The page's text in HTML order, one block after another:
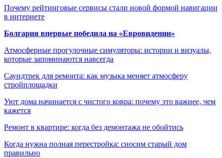
Почему рейтинговые сервисы стали новой формой навигации
в интернете
Болгария впервые победила на «Евровидении»
Атмосферные прогулочные симуляторы: истории и визуалы,
которые запоминаются навсегда
Саундтрек для ремонта: как музыка меняет атмосферу
стройплощадки
Уют дома начинается с чистого ковра: почему это важнее, чем
кажется
Ремонт в квартире: когда без демонтажа не обойтись
Когда нужна полная перестройка: сносим старый дом
правильно